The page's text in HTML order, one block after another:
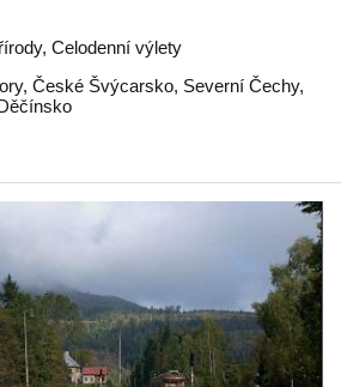
Celodenní výlety
, České Švýcarsko, Severní Čechy,